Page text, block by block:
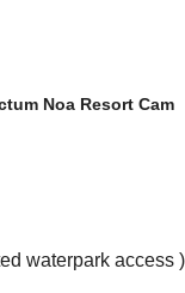
Noa Resort Cam
waterpark access )